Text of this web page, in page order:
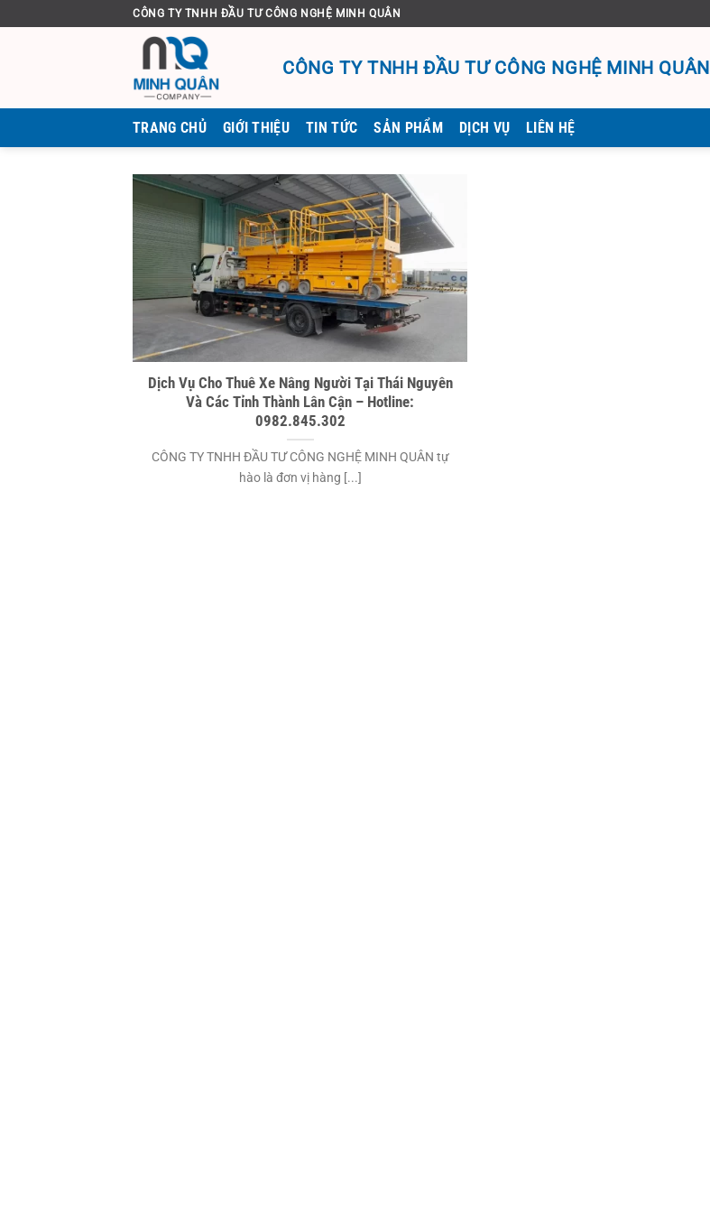
qua
CÔNG TY TNHH ĐẦU TƯ CÔNG NGHỆ MINH QUÂN
CÔNG TY TNHH ĐẦU TƯ CÔNG NGHỆ MINH QUÂN
TRANG CHỦ GIỚI THIỆU TIN TỨC SẢN PHẨM DỊCH VỤ LIÊN HỆ
Dịch Vụ Cho Thuê Xe Nâng Người Tại Thái Nguyên
Và Các Tỉnh Thành Lân Cận – Hotline:
0982.845.302
CÔNG TY TNHH ĐẦU TƯ CÔNG NGHỆ MINH QUÂN tự
hào là đơn vị hàng [...]